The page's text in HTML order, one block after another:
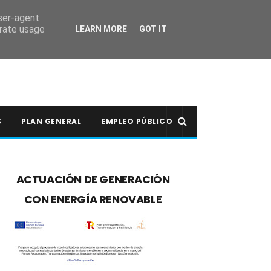
PLAN GENERAL EMPLEO PÚBLICO
ACTUACIÓN DE GENERACIÓN
CON ENERGÍA RENOVABLE
agent
usage
LEARN MORE GOT IT